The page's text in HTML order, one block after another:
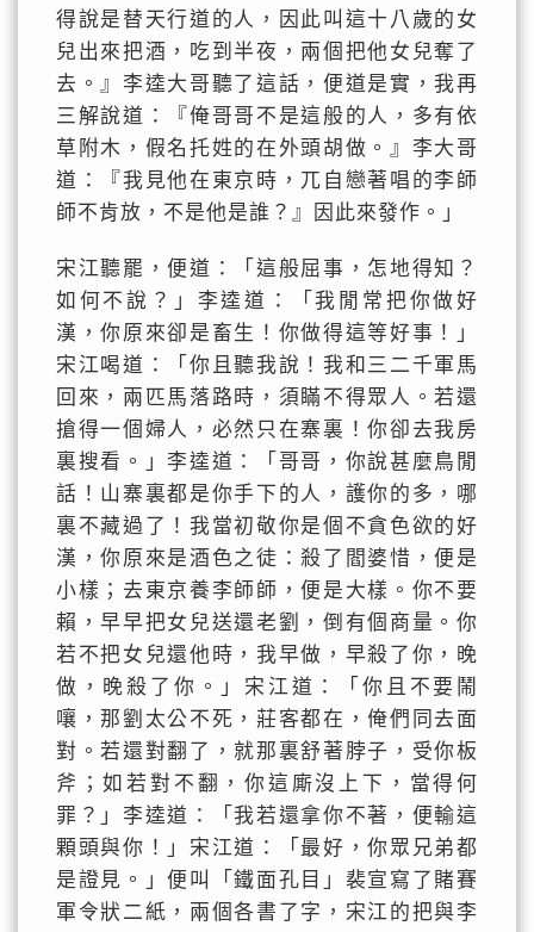
得說是替天行道的人，因此叫這十八歲的女
兒出來把酒，吃到半夜，兩個把他女兒奪了
去。』李逵大哥聽了這話，便道是實，我再
三解說道：『俺哥哥不是這般的人，多有依
草附木，假名托姓的在外頭胡做。』李大哥
道：『我見他在東京時，兀自戀著唱的李師
師不肯放，不是他是誰？』因此來發作。」
宋江聽罷，便道：「這般屈事，怎地得知？
如何不說？」李逵道：「我閒常把你做好
漢，你原來卻是畜生！你做得這等好事！」
宋江喝道：「你且聽我說！我和三二千軍馬
回來，兩匹馬落路時，須瞞不得眾人。若還
搶得一個婦人，必然只在寨裏！你卻去我房
裏搜看。」李逵道：「哥哥，你說甚麼鳥閒
話！山寨裏都是你手下的人，護你的多，哪
裏不藏過了！我當初敬你是個不貪色欲的好
漢，你原來是酒色之徒：殺了閻婆惜，便是
小樣；去東京養李師師，便是大樣。你不要
賴，早早把女兒送還老劉，倒有個商量。你
若不把女兒還他時，我早做，早殺了你，晚
做，晚殺了你。」宋江道：「你且不要鬧
嚷，那劉太公不死，莊客都在，俺們同去面
對。若還對翻了，就那裏舒著脖子，受你板
斧；如若對不翻，你這廝沒上下，當得何
罪？」李逵道：「我若還拿你不著，便輸這
顆頭與你！」宋江道：「最好，你眾兄弟都
是證見。」便叫「鐵面孔目」裴宣寫了賭賽
軍令狀二紙，兩個各書了字，宋江的把與李